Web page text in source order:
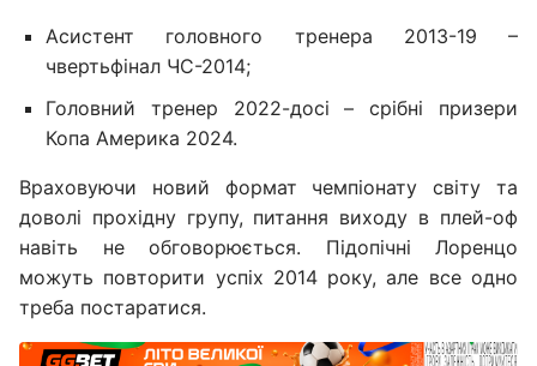
Асистент головного тренера 2013-19 –
чвертьфінал ЧС-2014;
Головний тренер 2022-досі – срібні призери
Копа Америка 2024.
Враховуючи новий формат чемпіонату світу та
доволі прохідну групу, питання виходу в плей-оф
навіть не обговорюється. Підопічні Лоренцо
можуть повторити успіх 2014 року, але все одно
треба постаратися.